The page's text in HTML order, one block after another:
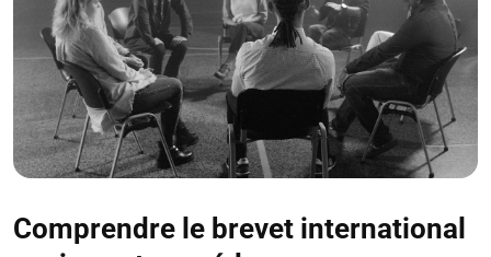
Comprendre le brevet international